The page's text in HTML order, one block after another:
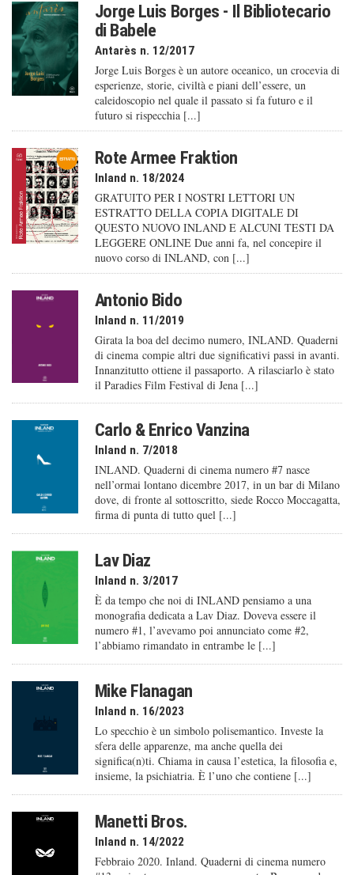
Jorge Luis Borges - Il Bibliotecario
di Babele
Antarès n. 12/2017
Jorge Luis Borges è un autore oceanico, un crocevia di
esperienze, storie, civiltà e piani dell’essere, un
caleido­scopio nel quale il passato si fa futuro e il
futuro si rispecchia [...]
Rote Armee Fraktion
Inland n. 18/2024
GRATUITO PER I NOSTRI LETTORI UN
ESTRATTO DELLA COPIA DIGITALE DI
QUESTO NUOVO INLAND E ALCUNI TESTI DA
LEGGERE ONLINE Due anni fa, nel concepire il
nuovo corso di INLAND, con [...]
Antonio Bido
Inland n. 11/2019
Girata la boa del decimo numero, INLAND. Quaderni
di cinema compie altri due significativi passi in avanti.
Innanzitutto ottiene il passaporto. A rilasciarlo è stato
il Paradies Film Festival di Jena [...]
Carlo & Enrico Vanzina
Inland n. 7/2018
INLAND. Quaderni di cinema numero #7 nasce
nell’ormai lontano dicembre 2017, in un bar di Milano
dove, di fronte al sottoscritto, siede Rocco Moccagatta,
firma di punta di tutto quel [...]
Lav Diaz
Inland n. 3/2017
È da tempo che noi di INLAND pensiamo a una
monografia dedicata a Lav Diaz. Doveva essere il
numero #1, l’avevamo poi annunciato come #2,
l’abbiamo rimandato in entrambe le [...]
Mike Flanagan
Inland n. 16/2023
Lo specchio è un simbolo polisemantico. Investe la
sfera delle apparenze, ma anche quella dei
significa(n)ti. Chiama in causa l’estetica, la filosofia e,
insieme, la psichiatria. È l’uno che contiene [...]
Manetti Bros.
Inland n. 14/2022
Febbraio 2020. Inland. Quaderni di cinema numero